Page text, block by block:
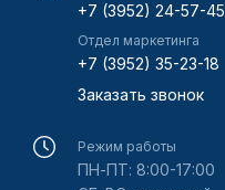
+7 (3952) 24-57-45
Отдел маркетинга
+7 (3952) 35-23-18
Заказать звонок
Режим работы
ПН-ПТ: 8:00-17:00